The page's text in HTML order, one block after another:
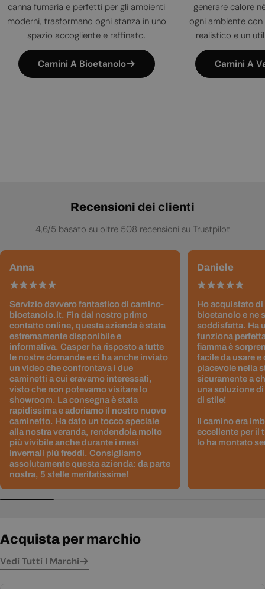
canna fumaria e perfetti per gli ambienti
moderni, trasformano ogni stanza in uno
spazio accogliente e raffinato.
Camini A Bioetanolo
generare calore
ogni ambiente
realistico e un
Camini A
Recensioni dei clienti
4,6/5 basato su oltre 508 recensioni su Trustpilot
Anna
Servizio davvero fantastico di camino-
bioetanolo.it. Fin dal nostro primo
contatto online, questa azienda è stata
estremamente disponibile e
informativa. Casper ha risposto a tutte
le nostre domande e ci ha anche inviato
un video che confrontava i due
caminetti a cui eravamo interessati,
visto che non potevamo visitare lo
showroom. La consegna è stata
rapidissima e adoriamo il nostro nuovo
caminetto. Ha dato un tocco speciale
alla nostra veranda, rendendola molto
più vivibile anche durante i mesi
invernali più freddi. Consigliamo
assolutamente questa azienda: da parte
nostra, 5 stelle meritatissime!
Daniele
Ho acquistato di
bioetanolo e ne
soddisfatta. Ha
funziona
fiamma è
facile da usare e
piacevole nella
sicuramente a
una soluzione
di stile!
Il camino era
eccellente per il
lo ha montato
Acquista per marchio
Vedi Tutti I Marchi